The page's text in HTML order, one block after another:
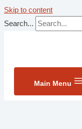
Skip to content
Search...
Main Menu